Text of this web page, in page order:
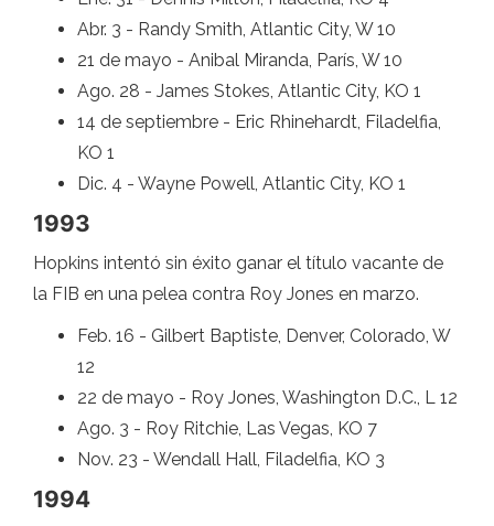
Abr. 3 - Randy Smith, Atlantic City, W 10
21 de mayo - Anibal Miranda, París, W 10
Ago. 28 - James Stokes, Atlantic City, KO 1
14 de septiembre - Eric Rhinehardt, Filadelfia,
KO 1
Dic. 4 - Wayne Powell, Atlantic City, KO 1
1993
Hopkins intentó sin éxito ganar el título vacante de
la FIB en una pelea contra Roy Jones en marzo.
Feb. 16 - Gilbert Baptiste, Denver, Colorado, W
12
22 de mayo - Roy Jones, Washington D.C., L 12
Ago. 3 - Roy Ritchie, Las Vegas, KO 7
Nov. 23 - Wendall Hall, Filadelfia, KO 3
1994